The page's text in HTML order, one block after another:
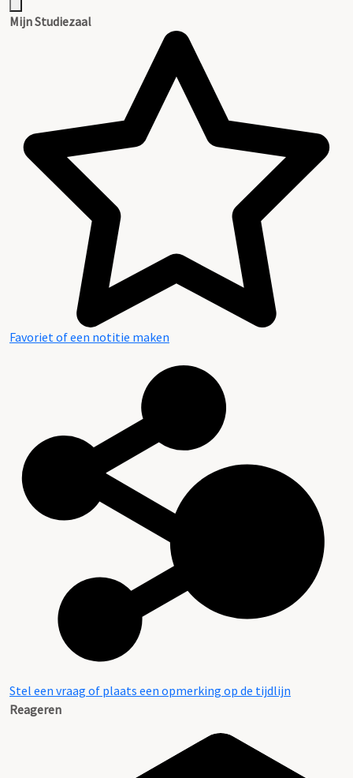
Mijn Studiezaal
Favoriet of een notitie maken
Stel een vraag of plaats een opmerking op de tijdlijn
Reageren